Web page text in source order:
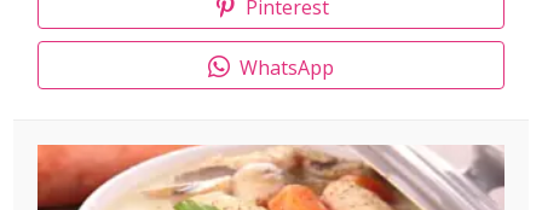
Pinterest
WhatsApp